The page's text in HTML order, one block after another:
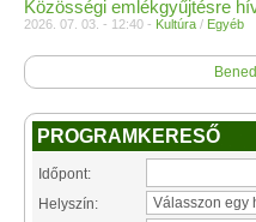
Közösségi emlékgyűjtésre
2026. 07. 03. - 12:40 - Kultúra / Egyéb
PROGRAMKERESŐ
Időpont:
Helyszín: